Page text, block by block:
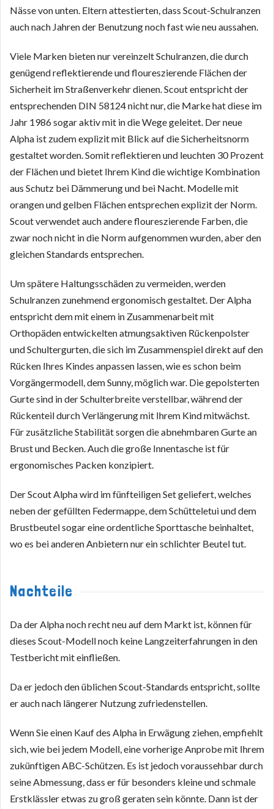
Nässe von unten. Eltern attestierten, dass Scout-Schulranzen
auch nach Jahren der Benutzung noch fast wie neu aussahen.
Viele Marken bieten nur vereinzelt Schulranzen, die durch
genügend reflektierende und floureszierende Flächen der
Sicherheit im Straßenverkehr dienen. Scout entspricht der
entsprechenden DIN 58124 nicht nur, die Marke hat diese im
Jahr 1986 sogar aktiv mit in die Wege geleitet. Der neue
Alpha ist zudem explizit mit Blick auf die Sicherheitsnorm
gestaltet worden. Somit reflektieren und leuchten 30 Prozent
der Flächen und bietet Ihrem Kind die wichtige Kombination
aus Schutz bei Dämmerung und bei Nacht. Modelle mit
orangen und gelben Flächen entsprechen explizit der Norm.
Scout verwendet auch andere floureszierende Farben, die
zwar noch nicht in die Norm aufgenommen wurden, aber den
gleichen Standards entsprechen.
Um spätere Haltungsschäden zu vermeiden, werden
Schulranzen zunehmend ergonomisch gestaltet. Der Alpha
entspricht dem mit einem in Zusammenarbeit mit
Orthopäden entwickelten atmungsaktiven Rückenpolster
und Schultergurten, die sich im Zusammenspiel direkt auf den
Rücken Ihres Kindes anpassen lassen, wie es schon beim
Vorgängermodell, dem Sunny, möglich war. Die gepolsterten
Gurte sind in der Schulterbreite verstellbar, während der
Rückenteil durch Verlängerung mit Ihrem Kind mitwächst.
Für zusätzliche Stabilität sorgen die abnehmbaren Gurte an
Brust und Becken. Auch die große Innentasche ist für
ergonomisches Packen konzipiert.
Der Scout Alpha wird im fünfteiligen Set geliefert, welches
neben der gefüllten Federmappe, dem Schütteletui und dem
Brustbeutel sogar eine ordentliche Sporttasche beinhaltet,
wo es bei anderen Anbietern nur ein schlichter Beutel tut.
Nachteile
Da der Alpha noch recht neu auf dem Markt ist, können für
dieses Scout-Modell noch keine Langzeiterfahrungen in den
Testbericht mit einfließen.
Da er jedoch den üblichen Scout-Standards entspricht, sollte
er auch nach längerer Nutzung zufriedenstellen.
Wenn Sie einen Kauf des Alpha in Erwägung ziehen, empfiehlt
sich, wie bei jedem Modell, eine vorherige Anprobe mit Ihrem
zukünftigen ABC-Schützen. Es ist jedoch voraussehbar durch
seine Abmessung, dass er für besonders kleine und schmale
Erstklässler etwas zu groß geraten sein könnte. Dann ist der